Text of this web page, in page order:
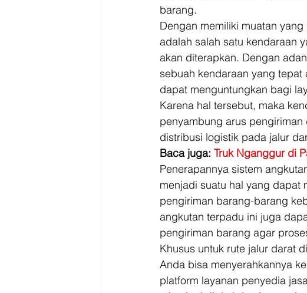
barang.
Dengan memiliki muatan
adalah salah satu kendaraan
akan diterapkan. Dengan
sebuah kendaraan yang
dapat menguntungkan bagi
Karena hal tersebut, maka
penyambung arus
distribusi logistik pada jalur
Baca juga: Truk Nganggur di
Penerapannya sistem
menjadi suatu hal yang dapat
pengiriman barang-barang
angkutan terpadu ini juga
pengiriman barang agar
Khusus untuk rute jalur darat
Anda bisa menyerahkannya
platform layanan penyedia